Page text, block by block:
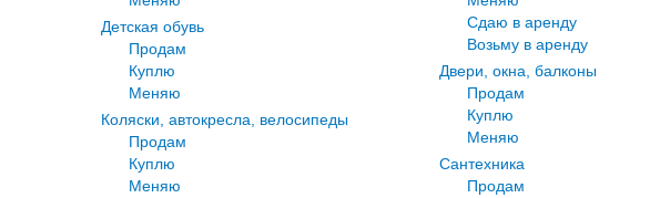
Детская обувь
Продам
Куплю
Меняю
Коляски, автокресла, велосипеды
Продам
Куплю
Меняю
Сдаю в аренду
Возьму в аренду
Двери, окна, балконы
Продам
Куплю
Меняю
Сантехника
Продам